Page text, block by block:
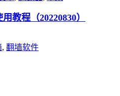
教程（20220830）
, 翻墙软件